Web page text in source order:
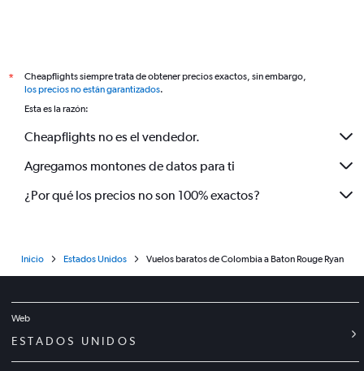
*
Cheapflights siempre trata de obtener precios exactos, sin embargo,
los precios no están garantizados.
Esta es la razón:
Cheapflights no es el vendedor.
Agregamos montones de datos para ti
¿Por qué los precios no son 100% exactos?
Inicio Estados Unidos Vuelos baratos de Colombia a Baton Rouge Ryan
Web
ESTADOS UNIDOS